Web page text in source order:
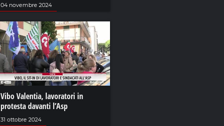
04 novembre 2024
Vibo Valentia, lavoratori in
protesta davanti l’Asp
31 ottobre 2024